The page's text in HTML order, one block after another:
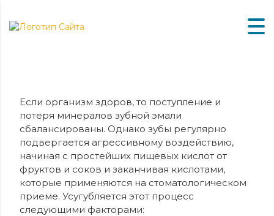
Если организм здоров, то поступление и
потеря минералов зубной эмали
сбалансированы. Однако зубы регулярно
подвергается агрессивному воздействию,
начиная с простейших пищевых кислот от
фруктов и соков и заканчивая кислотами,
которые применяются на стоматологическом
приеме. Усугубляется этот процесс
следующими факторами: